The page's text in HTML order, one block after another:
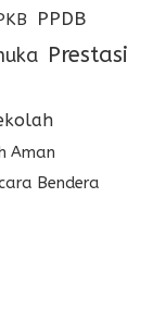
PPDB
Prestasi
Aman
Bendera